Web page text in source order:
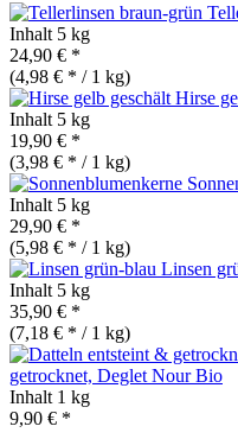
Inhalt 5 kg
24,90 € *
(4,98 € * / 1 kg)
Hirse
Inhalt 5 kg
19,90 € *
(3,98 € * / 1 kg)
Inhalt 5 kg
29,90 € *
(5,98 € * / 1 kg)
Linsen
Inhalt 5 kg
35,90 € *
(7,18 € * / 1 kg)
getrocknet, Deglet NourBio
Inhalt 1 kg
9,90 € *